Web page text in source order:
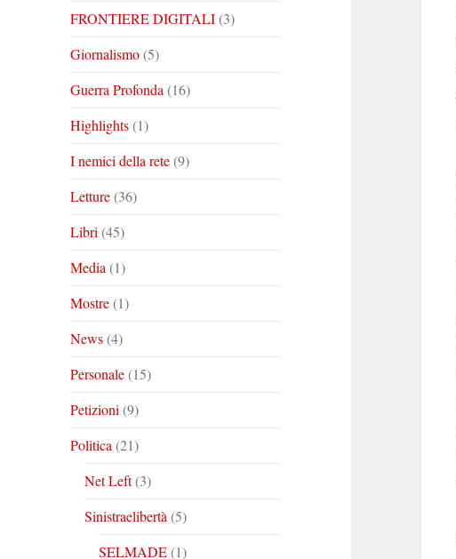
FRONTIERE DIGITALI(3)
Giornalismo(5)
Guerra Profonda (16)
Highlights(1)
I nemici della rete(9)
Letture(36)
Libri (45)
Media (1)
Mostre(1)
News(4)
Personale(15)
Petizioni (9)
Politica (21)
Net Left(3)
Sinistraelibertà (5)
SELMADE(1)